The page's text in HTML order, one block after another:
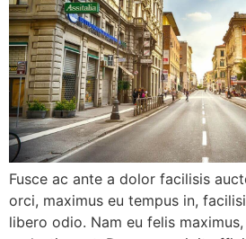
Fusce ac ante a dolor facilisis
orci, maximus eu tempus in,
libero odio. Nam eu felis